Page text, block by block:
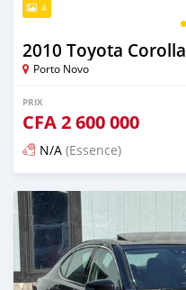
4
2010 Toyota Corolla
Porto Novo
PRIX
CFA2 600 000
N/A (Essence)
Publié il y a plus d'un an